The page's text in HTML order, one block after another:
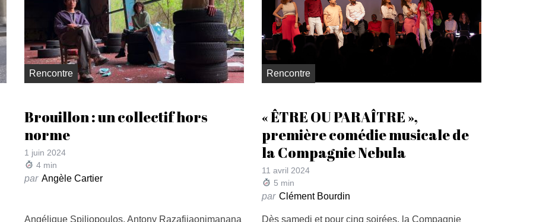
Rencontre
Brouillon : un collectif hors
norme
1 juin 2024
4 min
par Angèle Cartier
Angélique Spiliopoulos, Antony Razafijaonimanana
Rencontre
« ÊTRE OU PARAÎTRE »,
première comédie musicale de
la Compagnie Nebula
11 avril 2024
5 min
par Clément Bourdin
Dès samedi et pour cinq soirées, la Compagnie